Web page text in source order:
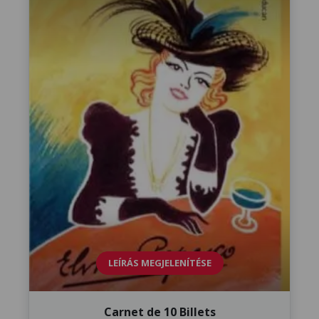
LEÍRÁS MEGJELENÍTÉSE
Carnet de 10 Billets